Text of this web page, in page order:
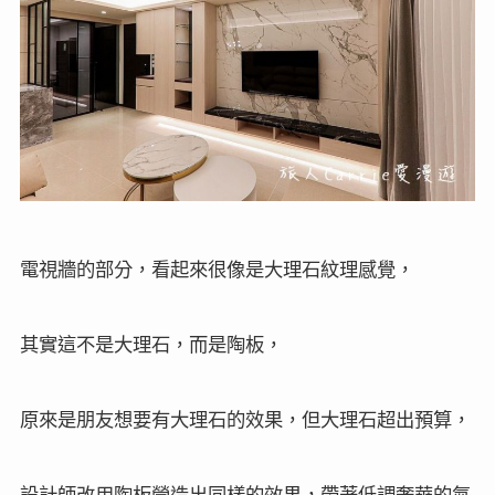
電視牆的部分，看起來很像是大理石紋理感覺，
其實這不是大理石，而是陶板，
原來是朋友想要有大理石的效果，但大理石超出預算，